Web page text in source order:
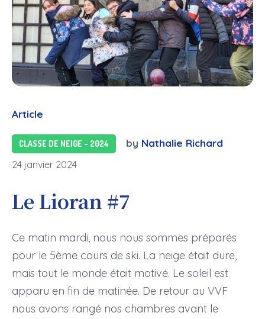
Article
CLASSE DE NEIGE - 2024 by Nathalie Richard
24 janvier 2024
Le Lioran #7
Ce matin mardi, nous nous sommes préparés
pour le 5ème cours de ski. La neige était dure,
mais tout le monde était motivé. Le soleil est
apparu en fin de matinée. De retour au VVF
nous avons rangé nos chambres avant le